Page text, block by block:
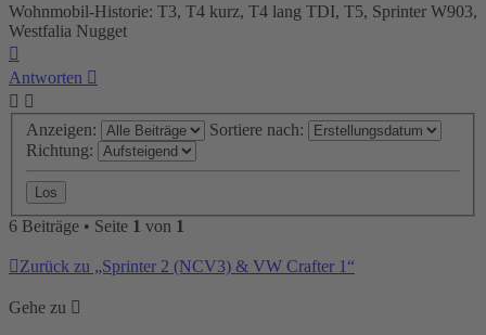
Wohnmobil-Historie: T3, T4 kurz, T4 lang TDI, T5, Sprinter W903,
Westfalia Nugget
Antworten
Anzeigen:
Sortiere nach:
Richtung:
6 Beiträge • Seite 1 von 1
Zurück zu „Sprinter 2 (NCV3) & VW Crafter 1“
Gehe zu